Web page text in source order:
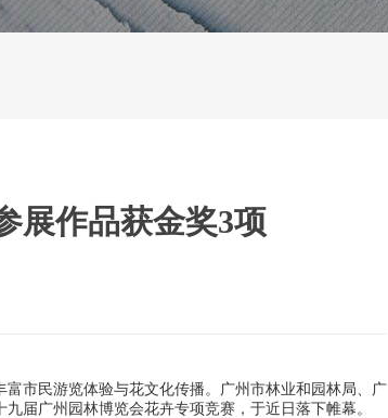
展作品获金奖3项
市民游览体验与花文化传播。广州市林业和园林局、广
届广州园林博览会花卉专项竞赛，于近日落下帷幕。